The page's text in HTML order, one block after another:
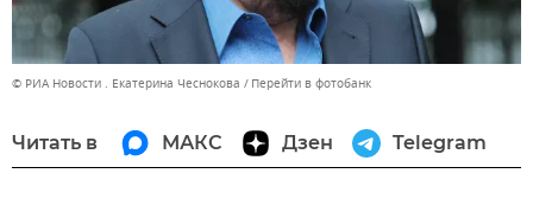
© РИА Новости . Екатерина Чеснокова Перейти в фотобанк
Читать в МАКС Дзен Telegram